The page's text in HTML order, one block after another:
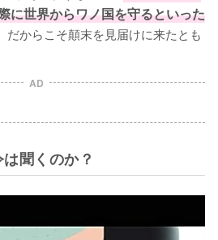
に世界からワノ国を守るといった
だからこそ顛末を見届けに来たとも
AD
聞くのか？